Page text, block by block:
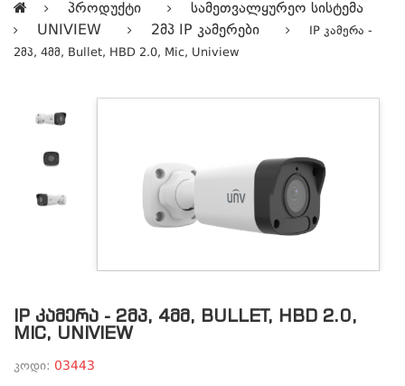
Პროდუქტი
Სამეთვალყურეო Სისტემა
UNIVIEW
2მპ IP Კამერები
IP Კამერა -
2მპ, 4მმ, Bullet, HBD 2.0, Mic, Uniview
IP ᲙᲐᲛᲔᲠᲐ - 2ᲛᲞ, 4ᲛᲛ, BULLET, HBD 2.0,
MIC, UNIVIEW
კოდი: 03443